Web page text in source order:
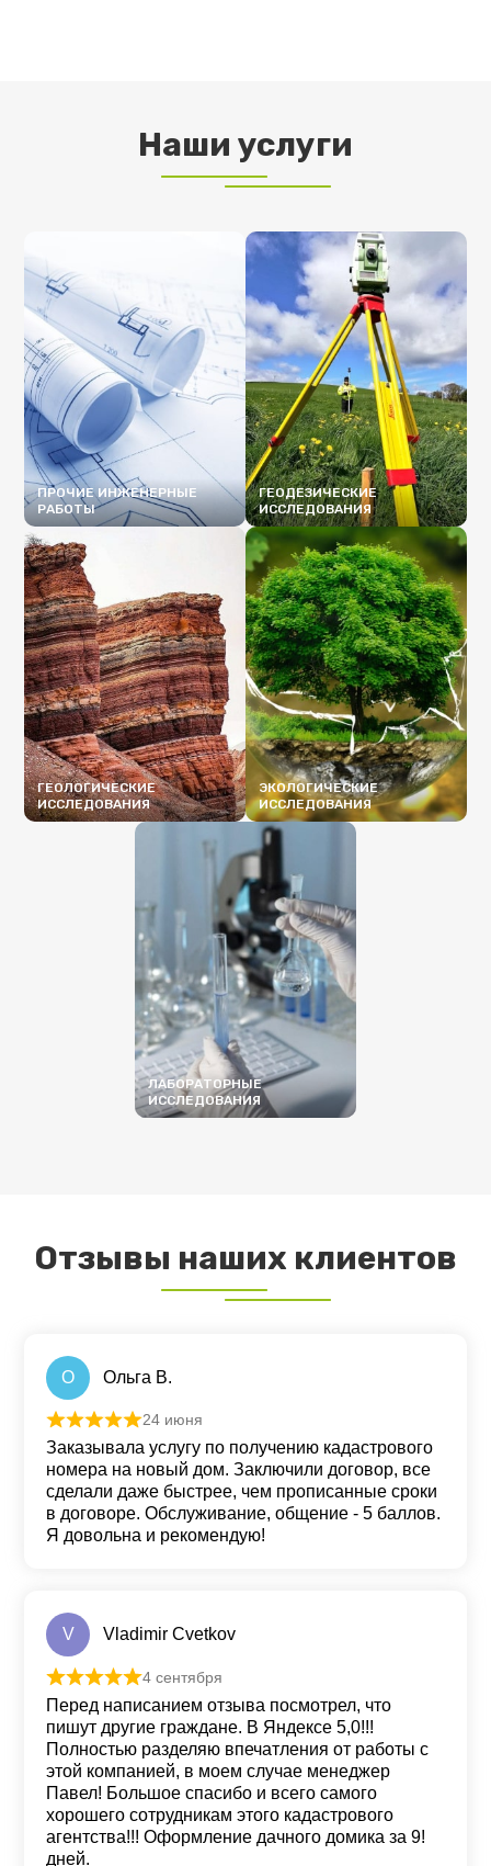
Наши услуги
ПРОЧИЕ ИНЖЕНЕРНЫЕ
РАБОТЫ
ПОДРОБНЕЕ
ГЕОДЕЗИЧЕСКИЕ
ИССЛЕДОВАНИЯ
ПОДРОБНЕЕ
ГЕОЛОГИЧЕСКИЕ
ИССЛЕДОВАНИЯ
ЭКОЛОГИЧЕСКИЕ
ИССЛЕДОВАНИЯ
ЛАБОРАТОРНЫЕ
ИССЛЕДОВАНИЯ
Отзывы наших клиентов
О Ольга В.
Оценка
24 июня
Заказывала услугу по получению кадастрового
номера на новый дом. Заключили договор, все
сделали даже быстрее, чем прописанные сроки
в договоре. Обслуживание, общение - 5 баллов.
Я довольна и рекомендую!
V Vladimir Cvetkov
Оценка 5из 5
4 сентября
Перед написанием отзыва посмотрел, что
пишут другие граждане. В Яндексе 5,0!!!
Полностью разделяю впечатления от работы с
этой компанией, в моем случае менеджер
Павел! Большое спасибо и всего самого
хорошего сотрудникам этого кадастрового
агентства!!! Оформление дачного домика за 9!
дней.